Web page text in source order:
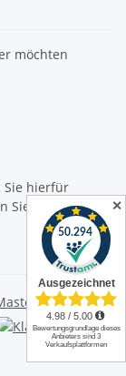
möchten
Sie hierfür
Sie Ihr Anliegen
✕